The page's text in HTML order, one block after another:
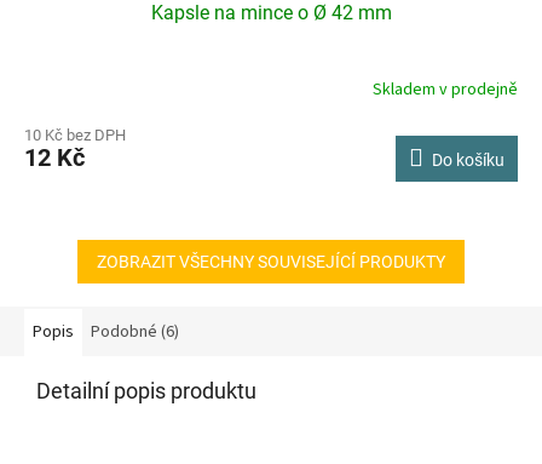
Kapsle na mince o Ø 42 mm
Skladem v prodejně
10 Kč bez DPH
12 Kč Do košíku
ZOBRAZIT VŠECHNY SOUVISEJÍCÍ PRODUKTY
Popis Podobné (6)
Detailní popis produktu